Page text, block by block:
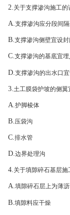
2. 关于支撑渗沟施工的
A. 支撑渗沟应分段间隔
B. 支撑渗沟侧壁宜设封
C. 支撑渗沟的基底宜
D. 支撑渗沟的出水口宜
3. 土工膜袋护坡的侧翼
A. 护脚棱体
B. 压袋沟
C. 排水管
D. 边界处理沟
4. 关于填隙碎石基层施
A. 填隙碎石层上为薄
B. 填隙料应干燥